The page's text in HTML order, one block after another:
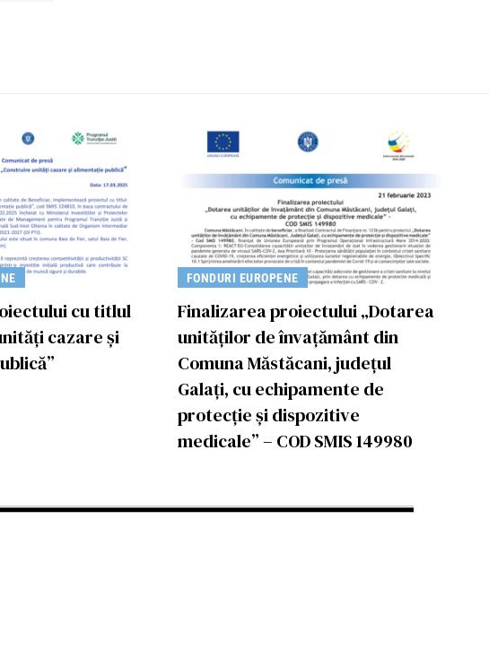
cu titlul
cazare și
FONDURI EUROPENE
Finalizarea proiectului „Dotarea
unităților de învațământ din
Comuna Măstăcani, județul
Galați, cu echipamente de
protecție și dispozitive
medicale” – COD SMIS 149980